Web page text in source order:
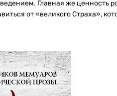
Главная же ценность
от «великого Страха»,